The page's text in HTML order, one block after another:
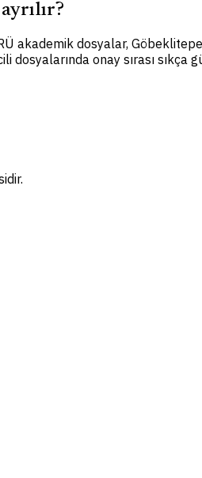
akademik dosyalar,
onay sırası sıkça